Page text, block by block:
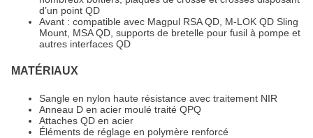
d’un point QD
Avant : compatible avec Magpul RSA QD, M-LOK QD Sling
Mount, MSA QD, supports de bretelle pour fusil à pompe et
autres interfaces QD
MATÉRIAUX
Sangle en nylon haute résistance avec traitement NIR
Anneau D en acier moulé traité QPQ
Attaches QD en acier
Éléments de réglage en polymère renforcé